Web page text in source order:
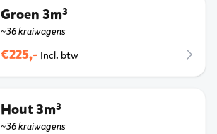
Groen 3m³
~36 kruiwagens
€225,- Incl. btw
Hout 3m³
~36 kruiwagens